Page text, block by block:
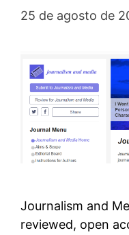
25 de agosto de
Journalism and
reviewed, open